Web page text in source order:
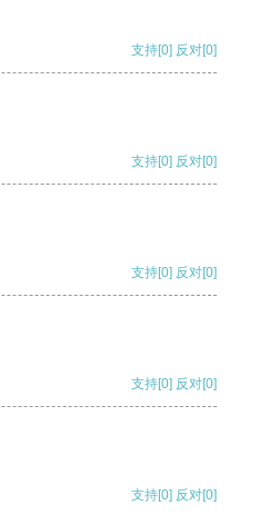
支持[0] 反对[0]
支持[0] 反对[0]
支持[0] 反对[0]
支持[0] 反对[0]
支持[0] 反对[0]